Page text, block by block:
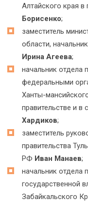
Алтайского края
Борисенко;
заместитель
области,
Ирина Агеева;
начальник отдела
федеральными
Ханты-
правительстве и в
Хардиков;
заместитель
правительства
РФ Иван Манаев;
начальник отдела
государственной
Забайкальского